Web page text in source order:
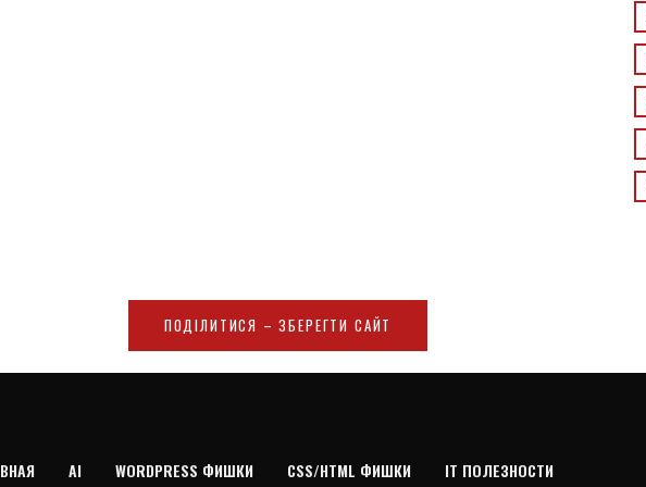
ПОДІЛИТИСЯ – ЗБЕРЕГТИ САЙТ
AI WORDPRESS ФИШКИ CSS/HTML ФИШКИ IT ПОЛЕЗНОСТИ